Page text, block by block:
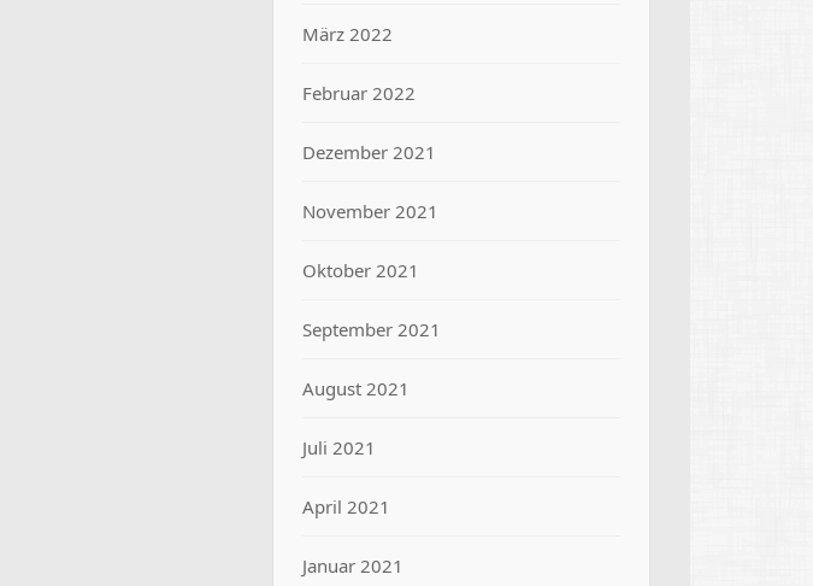
März 2022
Februar 2022
Dezember 2021
November 2021
Oktober 2021
September 2021
August 2021
Juli 2021
April 2021
Januar 2021